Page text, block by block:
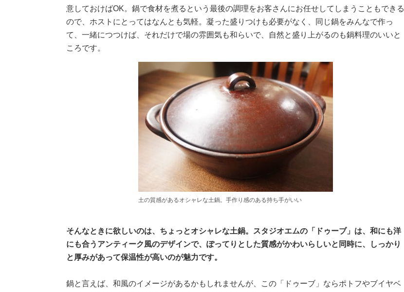
意しておけばOK。鍋で食材を煮るという最後の調理をお客さんにお任せしてしまうこともできる
ので、ホストにとってはなんとも気軽。凝った盛りつけも必要がなく、同じ鍋をみんなで作っ
て、一緒につつけば、それだけで場の雰囲気も和らいで、自然と盛り上がるのも鍋料理のいいと
ころです。
土の質感があるオシャレな土鍋。手作り感のある持ち手がいい
そんなときに欲しいのは、ちょっとオシャレな土鍋。スタジオエムの「ドゥーブ」は、和にも洋
にも合うアンティーク風のデザインで、ぽってりとした質感がかわいらしいと同時に、しっかり
と厚みがあって保温性が高いのが魅力です。
鍋と言えば、和風のイメージがあるかもしれませんが、この「ドゥーブ」ならポトフやブイヤベ